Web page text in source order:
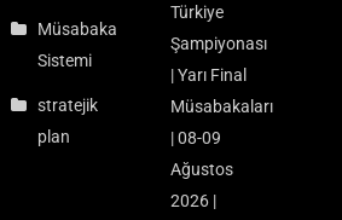
Müsabaka
Sistemi
stratejik
plan
Türkiye
Şampiyonası
| Yarı Final
Müsabakaları
| 08-09
Ağustos
2026 |